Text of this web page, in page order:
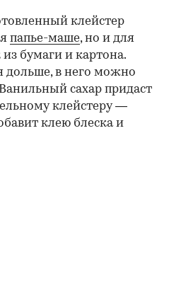
клейстер
папье-маше, но и для
бумаги и картона.
дольше, в него можно
сахар придаст
клейстеру —
клею блеска и